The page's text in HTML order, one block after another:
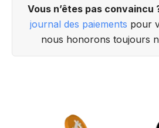
Vous n’êtes pas convaincu
journal des paiements pour
nous honorons toujours